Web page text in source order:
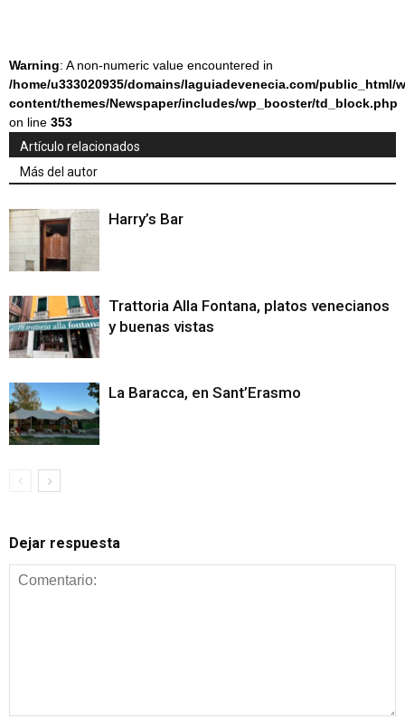
Warning: A non-numeric value encountered in
/home/u333020935/domains/laguiadevenecia.com/public_html/
content/themes/Newspaper/includes/wp_booster/td_block.php
on line 353
Artículo relacionados
Más del autor
Harry’s Bar
Trattoria Alla Fontana, platos venecianos
y buenas vistas
La Baracca, en Sant’Erasmo
Dejar respuesta